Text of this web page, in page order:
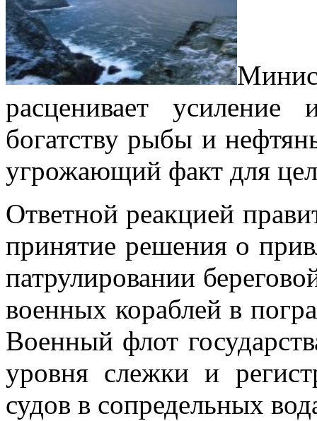
расценивает
богатству рыбы и
угрожающий факт для
Ответной реакцией
принятие решения о
патрулировании
военных кораблей в
Военный флот
уровня слежки и
судов в сопредельных